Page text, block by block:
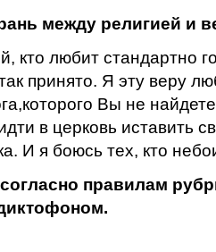
между религией и
кто любит стандартно
принято. Я эту веру
Вы не
в церковь иставить
И я боюсь тех, кто
правилам